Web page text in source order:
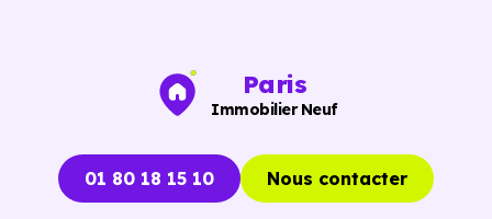
Paris
Immobilier Neuf
01 80 18 15 10 Nous contacter